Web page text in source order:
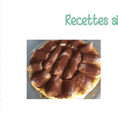
Recettes